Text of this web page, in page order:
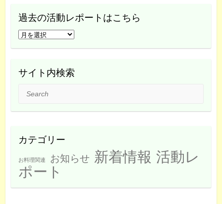
過去の活動レポートはこちら
過
去
活
は
ち
ら
サイト内検索
Search
カテゴリー
お料理関連 お知らせ 新着情報 活動レ
ポート